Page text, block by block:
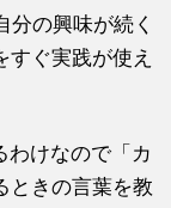
分の興味が続く
ぐ実践が使え
わけなので「カ
ときの言葉を教